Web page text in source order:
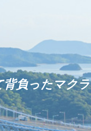
負ったマク